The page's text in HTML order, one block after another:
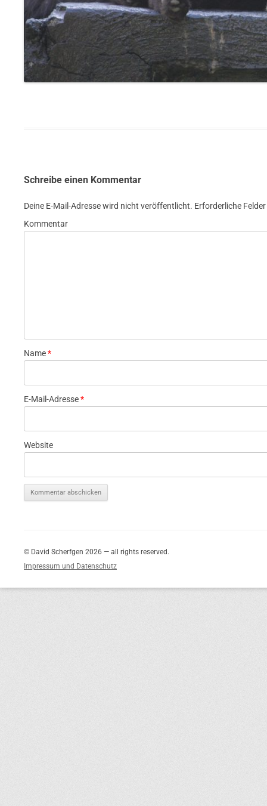
Schreibe einen Kommentar
Deine E-Mail-Adresse wird nicht veröffentlicht. Erforderliche
Kommentar
Name*
E-Mail-Adresse*
Website
© David Scherfgen 2026 — all rights reserved.
Impressum und Datenschutz